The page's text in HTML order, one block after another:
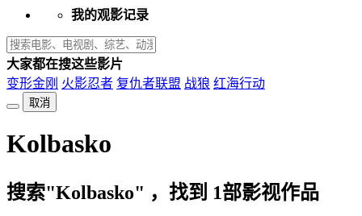
我的观影记录
大家都在搜这些影片
变形金刚 火影忍者 复仇者联盟 战狼 红海行动
取消
Kolbasko
搜索"Kolbasko" ，找到 1部影视作品